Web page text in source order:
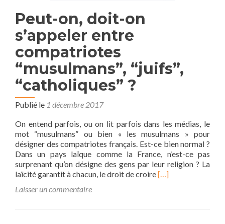
Peut-on, doit-on
s’appeler entre
compatriotes
“musulmans”, “juifs”,
“catholiques” ?
Publié le 1 décembre 2017
On entend parfois, ou on lit parfois dans les médias, le
mot “musulmans” ou bien « les musulmans » pour
désigner des compatriotes français. Est-ce bien normal ?
Dans un pays laïque comme la France, n’est-ce pas
surprenant qu’on désigne des gens par leur religion ? La
laïcité garantit à chacun, le droit de croireEn
[…]
Laisser un commentaire